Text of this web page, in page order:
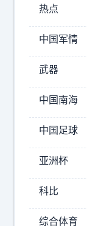
难
长
招
站
e
热点
中国军情
武器
中国南海
中国足球
亚洲杯
科比
综合体育